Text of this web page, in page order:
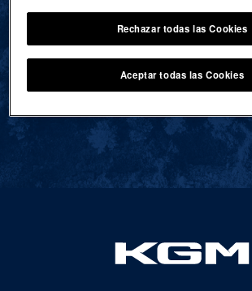
VOLVER AL INICIO
Rechazar todas las Cookies
Aceptar todas las Cookies